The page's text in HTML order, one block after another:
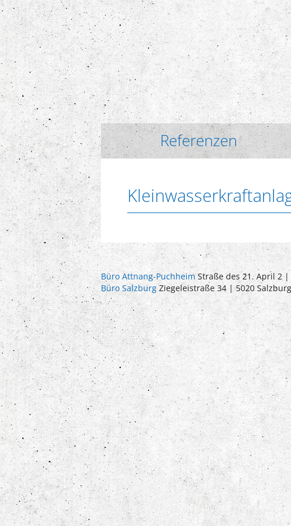
Referenzen
Büro Attnang-Puchheim Straße des 21. April 2
Büro SalzburgZiegeleistraße 34 | 5020